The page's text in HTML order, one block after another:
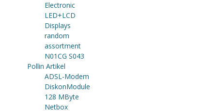
Electronic
LED+LCD
Displays
random
assortment
N01CG S043
Pollin Artikel
ADSL-Modem
DiskonModule
128 MByte
Netbox